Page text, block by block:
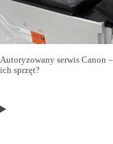
Autoryzowany serwis Canon
ich sprzęt?